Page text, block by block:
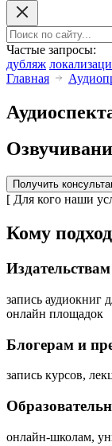
Частые запросы:
дубляж
Главная
Получить
[ Для кого наши
Кому
Издательствам
запись аудиокниг
онлайн площадок
Блогерам и
запись курсов,
онлайн-школам,